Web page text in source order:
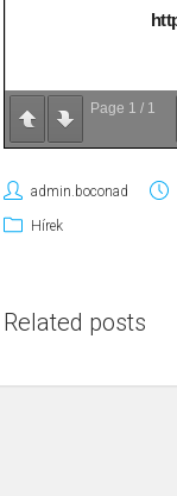
Page 1 / 1
admin.boconad
Hírek
Related posts